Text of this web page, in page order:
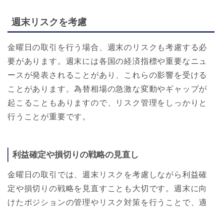
週末リスクを考慮
金曜日の取引を行う場合、週末のリスクも考慮する必
要があります。週末には各国の経済指標や重要なニュ
ースが発表されることがあり、これらの影響を受ける
ことがあります。為替相場の急激な変動やギャップが
起こることもありますので、リスク管理をしっかりと
行うことが重要です。
利益確定や損切りの戦略の見直し
金曜日の取引では、週末リスクを考慮しながら利益確
定や損切りの戦略を見直すことも大切です。週末に向
けたポジションの管理やリスク対策を行うことで、適